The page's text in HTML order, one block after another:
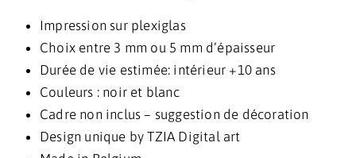
Impression sur plexiglas
Choix entre 3 mm ou 5 mm d’épaisseur
Durée de vie estimée: intérieur +10 ans
Couleurs : noir et blanc
Cadre non inclus – suggestion de décoration
Design unique by TZIA Digital art